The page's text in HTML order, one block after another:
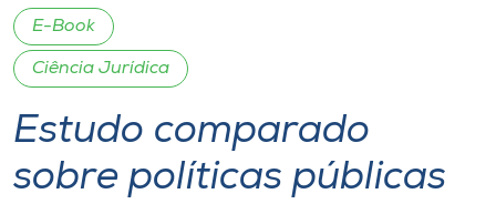
Cultura
CPA
Biblioteca
E-Book
Ciência Jurídica
Estudo comparado
sobre políticas públicas